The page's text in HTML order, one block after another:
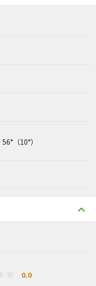
（10°）
0.0